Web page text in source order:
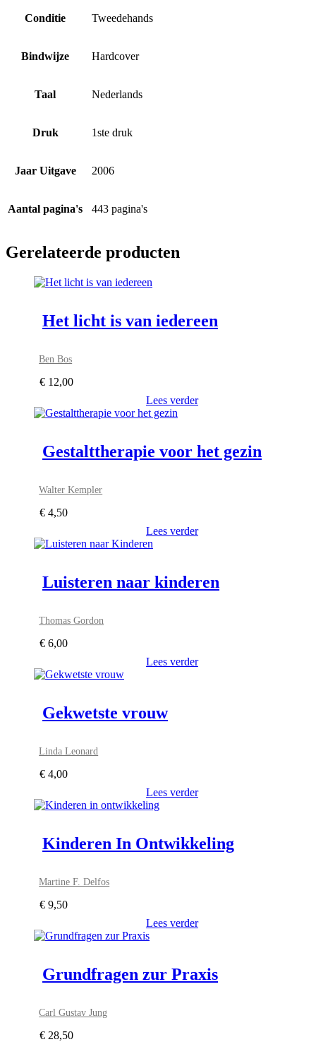
Conditie Tweedehands
Bindwijze Hardcover
Taal Nederlands
Druk 1ste druk
Jaar Uitgave 2006
Aantal pagina's 443 pagina's
Gerelateerde producten
Het licht is van iedereen
Ben Bos
€ 12,00
Lees verder
Gestalttherapie voor het gezin
Walter Kempler
€ 4,50
Lees verder
Luisteren naar kinderen
Thomas Gordon
€ 6,00
Lees verder
Gekwetste vrouw
Linda Leonard
€ 4,00
Lees verder
Kinderen In Ontwikkeling
Martine F. Delfos
€ 9,50
Lees verder
Grundfragen zur Praxis
Carl Gustav Jung
€ 28,50